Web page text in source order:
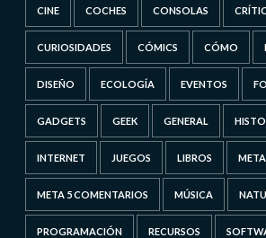
CINE COCHES CONSOLAS
CURIOSIDADES CÓMICS CÓMO
DISEÑO ECOLOGÍA EVENTOS
GADGETS GEEK GENERAL
INTERNET JUEGOS LIBROS META
META 5 COMENTARIOS MÚSICA
PROGRAMACIÓN RECURSOS